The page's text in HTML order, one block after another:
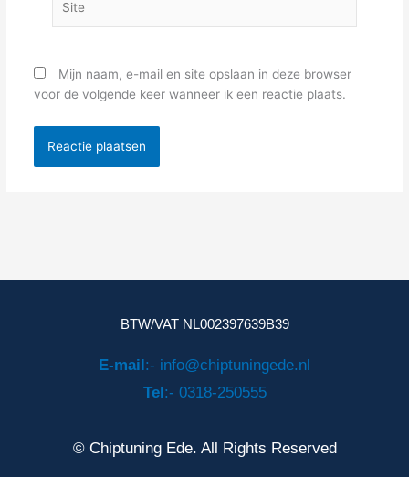
Mijn naam, e-mail en site opslaan in deze browser
voor de volgende keer wanneer ik een reactie plaats.
BTW/VAT NL002397639B39
E-mail :- info@chiptuningede.nl
Tel :- 0318-250555
© Chiptuning Ede. All Rights Reserved